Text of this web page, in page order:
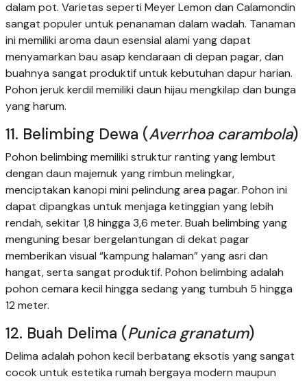
dalam pot. Varietas seperti Meyer Lemon dan Calamondin
sangat populer untuk penanaman dalam wadah. Tanaman
ini memiliki aroma daun esensial alami yang dapat
menyamarkan bau asap kendaraan di depan pagar, dan
buahnya sangat produktif untuk kebutuhan dapur harian.
Pohon jeruk kerdil memiliki daun hijau mengkilap dan bunga
yang harum.
11. Belimbing Dewa (Averrhoa carambola)
Pohon belimbing memiliki struktur ranting yang lembut
dengan daun majemuk yang rimbun melingkar,
menciptakan kanopi mini pelindung area pagar. Pohon ini
dapat dipangkas untuk menjaga ketinggian yang lebih
rendah, sekitar 1,8 hingga 3,6 meter. Buah belimbing yang
menguning besar bergelantungan di dekat pagar
memberikan visual “kampung halaman” yang asri dan
hangat, serta sangat produktif. Pohon belimbing adalah
pohon cemara kecil hingga sedang yang tumbuh 5 hingga
12 meter.
12. Buah Delima (Punica granatum)
Delima adalah pohon kecil berbatang eksotis yang sangat
cocok untuk estetika rumah bergaya modern maupun